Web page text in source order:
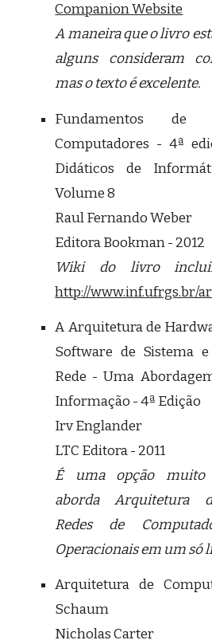
Companion Website
A maneira que o livro
alguns consideram
mas o texto é excelente.
Fundamentos de
Computadores - 4ª
Didáticos de
Volume 8
Raul Fernando Weber
Editora Bookman - 2012
Wiki do livro
http://www.inf.ufrgs.br/
A Arquitetura de
Software de Sistema
Rede - Uma
Informação - 4ª Edição
Irv Englander
LTC Editora - 2011
É uma opção muito
aborda Arquitetura
Redes de
Operacionais em um só
Arquitetura de
Schaum
Nicholas Carter